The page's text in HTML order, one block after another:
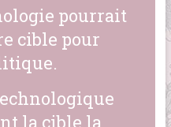
pourrait
cible pour
la cible la